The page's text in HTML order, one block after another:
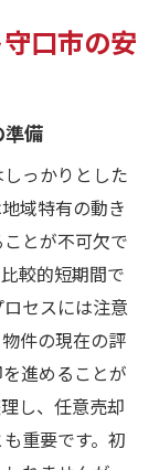
口市の安
備
っかりとした
域特有の動き
とが不可欠で
較的短期間で
セスには注意
件の現在の評
進めることが
し、任意売却
重要です。初